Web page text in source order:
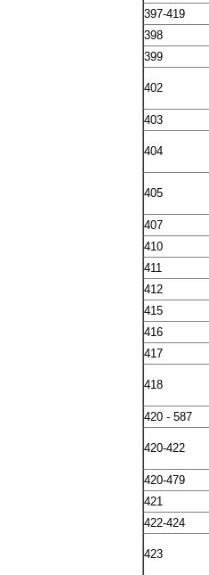
397-419
398
399
402
403
404
405
407
410
411
412
415
416
417
418
420 - 587
420-422
420-479
421
422-424
423